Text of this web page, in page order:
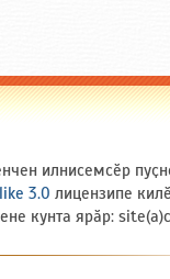
илнисемсӗр
3.0 лицензипе
кунта ярӑр: